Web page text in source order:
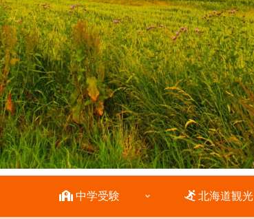
中学受験 北海道観光